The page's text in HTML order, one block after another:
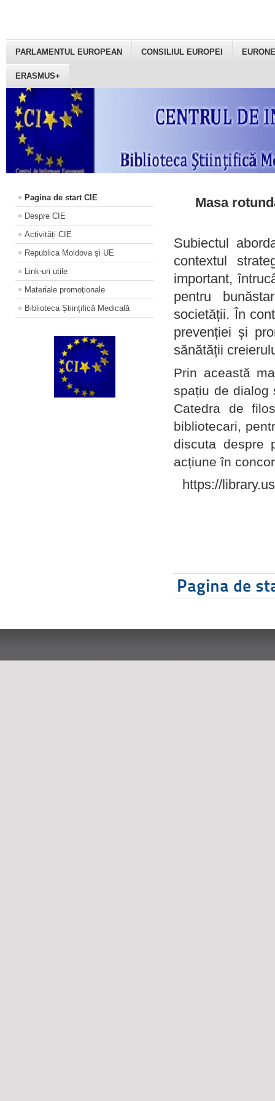
PARLAMENTUL EUROPEAN CONSILIUL EUROPEI
ERASMUS+
Pagina de start CIE
Despre CIE
Activități CIE
Republica Moldova și UE
Link-uri utile
Materiale promoţionale
Biblioteca Științifică Medicală
Masa
Subiectul
contextul
important,
pentru
societății. În
prevenției și
sănătății
Prin această
spațiu de dialog
Catedra de
bibliotecari,
discuta despre
acțiune în
https://
Pagina de